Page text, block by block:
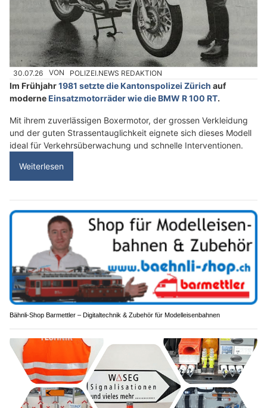
30.07.26 VON POLIZEI.NEWS REDAKTION
Im Frühjahr1981 setzte die Kantonspolizei Zürich auf
moderneEinsatzmotorräder wie die BMW R 100 RT.
Mit ihrem zuverlässigen Boxermotor, der grossen Verkleidung
und der guten Strassentauglichkeit eignete sich dieses Modell
ideal für Verkehrsüberwachung und schnelle Interventionen.
Weiterlesen
Bähnli-Shop Barmettler – Digitaltechnik & Zubehör für Modelleisenbahnen